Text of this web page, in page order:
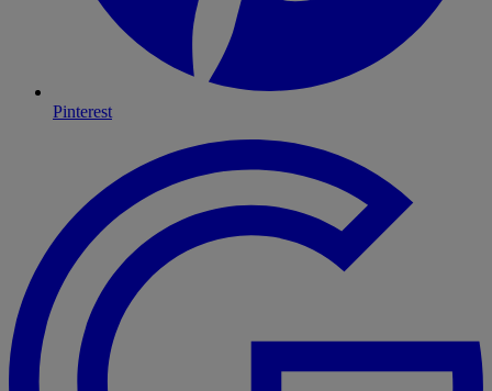
Pinterest